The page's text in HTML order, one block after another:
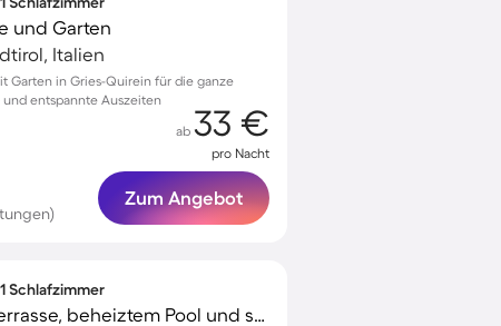
und Garten
Italien
Garten in Gries-Quirein für die ganze
und entspannte Auszeiten
ab 33 €
pro Nacht
Zum Angebot
Schlafzimmer
Ferienwohnung mit Terrasse, beheiztem Pool und schnellem Internet | Stadtblick | Ideal für Homeoffice